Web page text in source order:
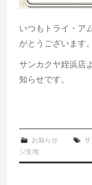
いつもトライ・ア
がとうございます。
サンカクヤ姪浜店
知らせです。
お知らせ
ジ生地